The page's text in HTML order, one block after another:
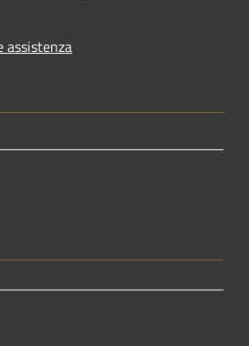
assistenza